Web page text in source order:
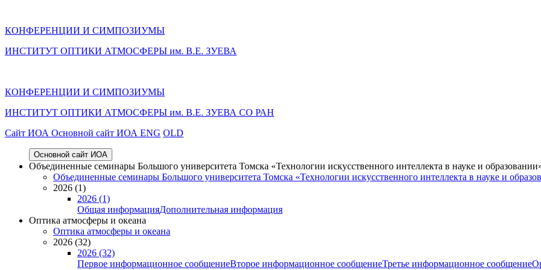
КОНФЕРЕНЦИИ И СИМПОЗИУМЫ
ИНСТИТУТ ОПТИКИ АТМОСФЕРЫ им. В.Е. ЗУЕВА
КОНФЕРЕНЦИИ И СИМПОЗИУМЫ
ИНСТИТУТ ОПТИКИ АТМОСФЕРЫ им. В.Е. ЗУЕВА СО РАН
Cайт ИОА Основной сайт ИОА ENG OLD
Основной сайт ИОА
Объединенные семинары Большого университета Томска «Технологии искусственного интеллекта в науке и
Объединенные семинары Большого университета Томска «Технологии искусственного интеллекта в науке и
2026 (1)
2026 (1)
Общая информацияДополнительная информация
Оптика атмосферы и океана
Оптика атмосферы и океана
2026 (32)
2026 (32)
Первое информационное сообщениеВторое информационное сообщениеТретье информационное сообщение